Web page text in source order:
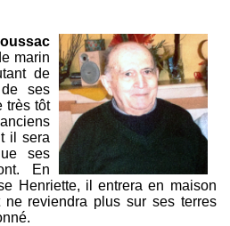
marin
de
ses
très tôt
il sera
ses
En
Henriette, il entrera en maison
reviendra plus sur ses terres